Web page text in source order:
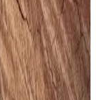
fonksiyonel
kullanım
Rugan